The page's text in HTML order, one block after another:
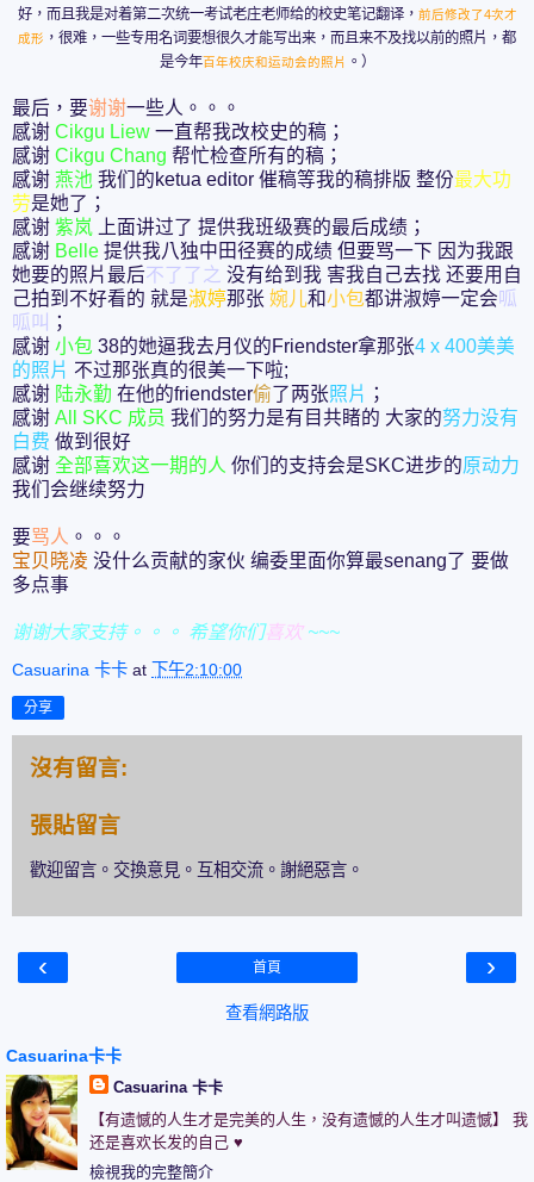
好，而且我是对着第二次统一考试老庄老师给的校史笔记翻译， 前后修改了4次才
成形 ，很难，一些专用名词要想很久才能写出来，而且来不及找以前的照片，都
是今年百年校庆和运动会的照片 。）
最后，要谢谢一些人。。。
感谢 Cikgu Liew 一直帮我改校史的稿；
感谢 Cikgu Chang 帮忙检查所有的稿；
感谢 燕池 我们的ketua editor 催稿等我的稿排版 整份最大功
劳是她了；
感谢 紫岚 上面讲过了 提供我班级赛的最后成绩；
感谢 Belle 提供我八独中田径赛的成绩 但要骂一下 因为我跟
她要的照片最后不了了之 没有给到我 害我自己去找 还要用自
己拍到不好看的 就是淑婷那张 婉儿和小包都讲淑婷一定会呱
呱叫 ；
感谢 小包 38的她逼我去月仪的Friendster拿那张4 x 400美美
的照片 不过那张真的很美一下啦;
感谢 陆永勤 在他的friendster偷了两张照片 ；
感谢 All SKC 成员 我们的努力是有目共睹的 大家的努力没有
白费 做到很好
感谢 全部喜欢这一期的人 你们的支持会是SKC进步的原动力
我们会继续努力
要骂人 。。。
宝贝晓凌 没什么贡献的家伙 编委里面你算最senang了 要做
多点事
谢谢大家支持。。。 希望你们喜欢~~~
Casuarina 卡卡 at 下午2:10:00
分享
沒有留言:
張貼留言
歡迎留言。交換意見。互相交流。謝絕惡言。
‹ ›
首頁
查看網路版
Casuarina卡卡
Casuarina 卡卡
【有遗憾的人生才是完美的人生，没有遗憾的人生才叫遗憾】 我
还是喜欢长发的自己 ♥
檢視我的完整簡介